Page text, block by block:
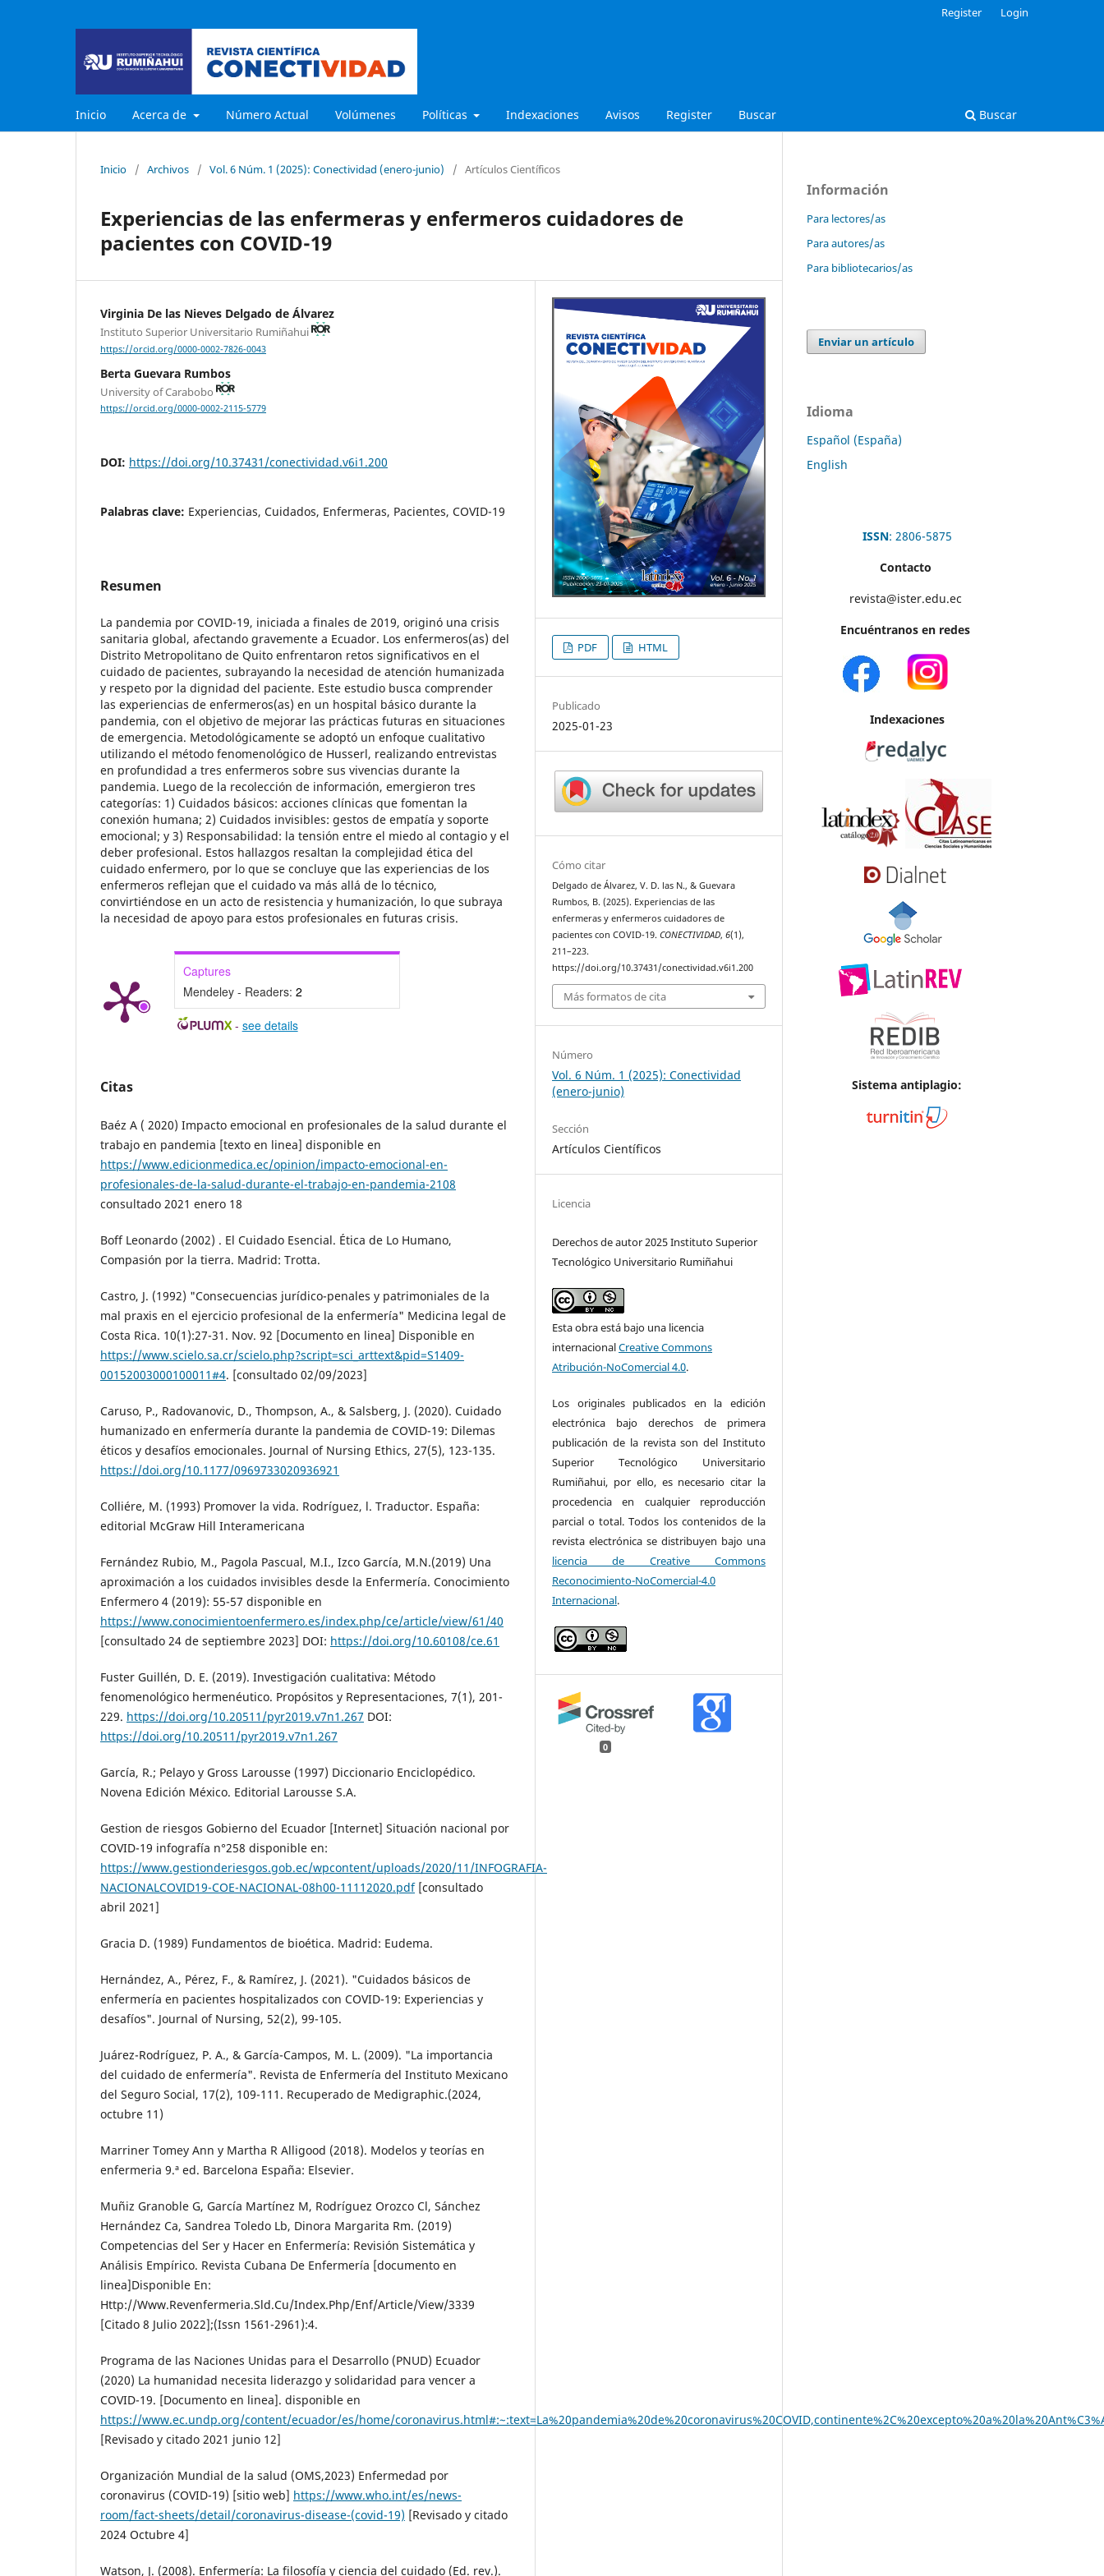
Inicio Acerca de Número Actual Volúmenes Políticas Indexaciones Avisos Register Buscar Buscar
Register Login
Inicio / Archivos / Vol. 6 Núm. 1 (2025): Conectividad (enero-junio) / Artículos Científicos
Experiencias de las enfermeras y enfermeros cuidadores de
pacientes con COVID-19
Virginia De las Nieves Delgado de Álvarez
Instituto Superior Universitario Rumiñahui
https://orcid.org/0000-0002-7826-0043
Berta Guevara Rumbos
University of Carabobo
https://orcid.org/0000-0002-2115-5779
DOI: https://doi.org/10.37431/conectividad.v6i1.200
Palabras clave: Experiencias, Cuidados, Enfermeras, Pacientes, COVID-19
Resumen
La pandemia por COVID-19, iniciada a finales de 2019, originó una crisis
sanitaria global, afectando gravemente a Ecuador. Los enfermeros(as) del
Distrito Metropolitano de Quito enfrentaron retos significativos en el
cuidado de pacientes, subrayando la necesidad de atención humanizada
y respeto por la dignidad del paciente. Este estudio busca comprender
las experiencias de enfermeros(as) en un hospital básico durante la
pandemia, con el objetivo de mejorar las prácticas futuras en situaciones
de emergencia. Metodológicamente se adoptó un enfoque cualitativo
utilizando el método fenomenológico de Husserl, realizando entrevistas
en profundidad a tres enfermeros sobre sus vivencias durante la
pandemia. Luego de la recolección de información, emergieron tres
categorías: 1) Cuidados básicos: acciones clínicas que fomentan la
conexión humana; 2) Cuidados invisibles: gestos de empatía y soporte
emocional; y 3) Responsabilidad: la tensión entre el miedo al contagio y el
deber profesional. Estos hallazgos resaltan la complejidad ética del
cuidado enfermero, por lo que se concluye que las experiencias de los
enfermeros reflejan que el cuidado va más allá de lo técnico,
convirtiéndose en un acto de resistencia y humanización, lo que subraya
la necesidad de apoyo para estos profesionales en futuras crisis.
Captures
Mendeley - Readers: 2
- see details
Citas
Baéz A ( 2020) Impacto emocional en profesionales de la salud durante el
trabajo en pandemia [texto en linea] disponible en
https://www.edicionmedica.ec/opinion/impacto-emocional-en-
profesionales-de-la-salud-durante-el-trabajo-en-pandemia-2108
consultado 2021 enero 18
Boff Leonardo (2002) . El Cuidado Esencial. Ética de Lo Humano,
Compasión por la tierra. Madrid: Trotta.
Castro, J. (1992) "Consecuencias jurídico-penales y patrimoniales de la
mal praxis en el ejercicio profesional de la enfermería" Medicina legal de
Costa Rica. 10(1):27-31. Nov. 92 [Documento en linea] Disponible en
https://www.scielo.sa.cr/scielo.php?script=sci_arttext&pid=S1409-
00152003000100011#4. [consultado 02/09/2023]
Caruso, P., Radovanovic, D., Thompson, A., & Salsberg, J. (2020). Cuidado
humanizado en enfermería durante la pandemia de COVID-19: Dilemas
éticos y desafíos emocionales. Journal of Nursing Ethics, 27(5), 123-135.
https://doi.org/10.1177/0969733020936921
Colliére, M. (1993) Promover la vida. Rodríguez, l. Traductor. España:
editorial McGraw Hill Interamericana
Fernández Rubio, M., Pagola Pascual, M.I., Izco García, M.N.(2019) Una
aproximación a los cuidados invisibles desde la Enfermería. Conocimiento
Enfermero 4 (2019): 55-57 disponible en
https://www.conocimientoenfermero.es/index.php/ce/article/view/61/40
[consultado 24 de septiembre 2023] DOI: https://doi.org/10.60108/ce.61
Fuster Guillén, D. E. (2019). Investigación cualitativa: Método
fenomenológico hermenéutico. Propósitos y Representaciones, 7(1), 201-
229. https://doi.org/10.20511/pyr2019.v7n1.267 DOI:
https://doi.org/10.20511/pyr2019.v7n1.267
García, R.; Pelayo y Gross Larousse (1997) Diccionario Enciclopédico.
Novena Edición México. Editorial Larousse S.A.
Gestion de riesgos Gobierno del Ecuador [Internet] Situación nacional por
COVID-19 infografía n°258 disponible en:
https://www.gestionderiesgos.gob.ec/wpcontent/uploads/2020/11/INFOGRAFIA-
NACIONALCOVID19-COE-NACIONAL-08h00-11112020.pdf[consultado
abril 2021]
Gracia D. (1989) Fundamentos de bioética. Madrid: Eudema.
Hernández, A., Pérez, F., & Ramírez, J. (2021). "Cuidados básicos de
enfermería en pacientes hospitalizados con COVID-19: Experiencias y
desafíos". Journal of Nursing, 52(2), 99-105.
Juárez-Rodríguez, P. A., & García-Campos, M. L. (2009). "La importancia
del cuidado de enfermería". Revista de Enfermería del Instituto Mexicano
del Seguro Social, 17(2), 109-111. Recuperado de Medigraphic.(2024,
octubre 11)
Marriner Tomey Ann y Martha R Alligood (2018). Modelos y teorías en
enfermeria 9.ª ed. Barcelona España: Elsevier.
Muñiz Granoble G, García Martínez M, Rodríguez Orozco Cl, Sánchez
Hernández Ca, Sandrea Toledo Lb, Dinora Margarita Rm. (2019)
Competencias del Ser y Hacer en Enfermería: Revisión Sistemática y
Análisis Empírico. Revista Cubana De Enfermería [documento en
linea]Disponible En:
Http://Www.Revenfermeria.Sld.Cu/Index.Php/Enf/Article/View/3339
[Citado 8 Julio 2022];(Issn 1561-2961):4.
Programa de las Naciones Unidas para el Desarrollo (PNUD) Ecuador
(2020) La humanidad necesita liderazgo y solidaridad para vencer a
COVID-19. [Documento en linea]. disponible en
https://www.ec.undp.org/content/ecuador/es/home/
[Revisado y citado 2021 junio 12]
Organización Mundial de la salud (OMS,2023) Enfermedad por
coronavirus (COVID-19) [sitio web] https://www.who.int/es/news-
room/fact-sheets/detail/coronavirus-disease-(covid-19) [Revisado y citado
2024 Octubre 4]
Watson, J. (2008). Enfermería: La filosofía y ciencia del cuidado (Ed. rev.).
PDF HTML
Publicado
2025-01-23
Cómo citar
Delgado de Álvarez, V. D. las N., & Guevara
Rumbos, B. (2025). Experiencias de las
enfermeras y enfermeros cuidadores de
pacientes con COVID-19.CONECTIVIDAD,6(1),
211–223.
https://doi.org/10.37431/conectividad.v6i1.200
Más formatos de cita
Número
Vol. 6 Núm. 1 (2025): Conectividad
(enero-junio)
Sección
Artículos Científicos
Licencia
Derechos de autor 2025 Instituto Superior
Tecnológico Universitario Rumiñahui
Esta obra está bajo una licencia
internacionalCreative Commons
Atribución-NoComercial 4.0.
Los originales publicados en la edición
electrónica bajo derechos de primera
publicación de la revista son del Instituto
Superior Tecnológico Universitario
Rumiñahui, por ello, es necesario citar la
procedencia en cualquier reproducción
parcial o total. Todos los contenidos de la
revista electrónica se distribuyen bajo una
licencia de Creative Commons
Reconocimiento-NoComercial-4.0
Internacional.
0
Información
Para lectores/as
Para autores/as
Para bibliotecarios/as
Enviar un artículo
Idioma
Español (España)
English
ISSN: 2806-5875
Contacto
revista@ister.edu.ec
Encuéntranos en redes
Indexaciones
Sistema antiplagio: